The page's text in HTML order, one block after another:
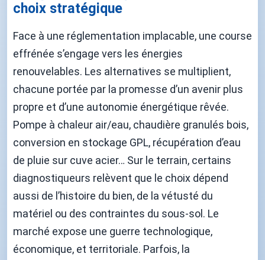
choix stratégique
Face à une réglementation implacable, une course
effrénée s’engage vers les énergies
renouvelables. Les alternatives se multiplient,
chacune portée par la promesse d’un avenir plus
propre et d’une autonomie énergétique rêvée.
Pompe à chaleur air/eau, chaudière granulés bois,
conversion en stockage GPL, récupération d’eau
de pluie sur cuve acier… Sur le terrain, certains
diagnostiqueurs relèvent que le choix dépend
aussi de l’histoire du bien, de la vétusté du
matériel ou des contraintes du sous-sol. Le
marché expose une guerre technologique,
économique, et territoriale. Parfois, la